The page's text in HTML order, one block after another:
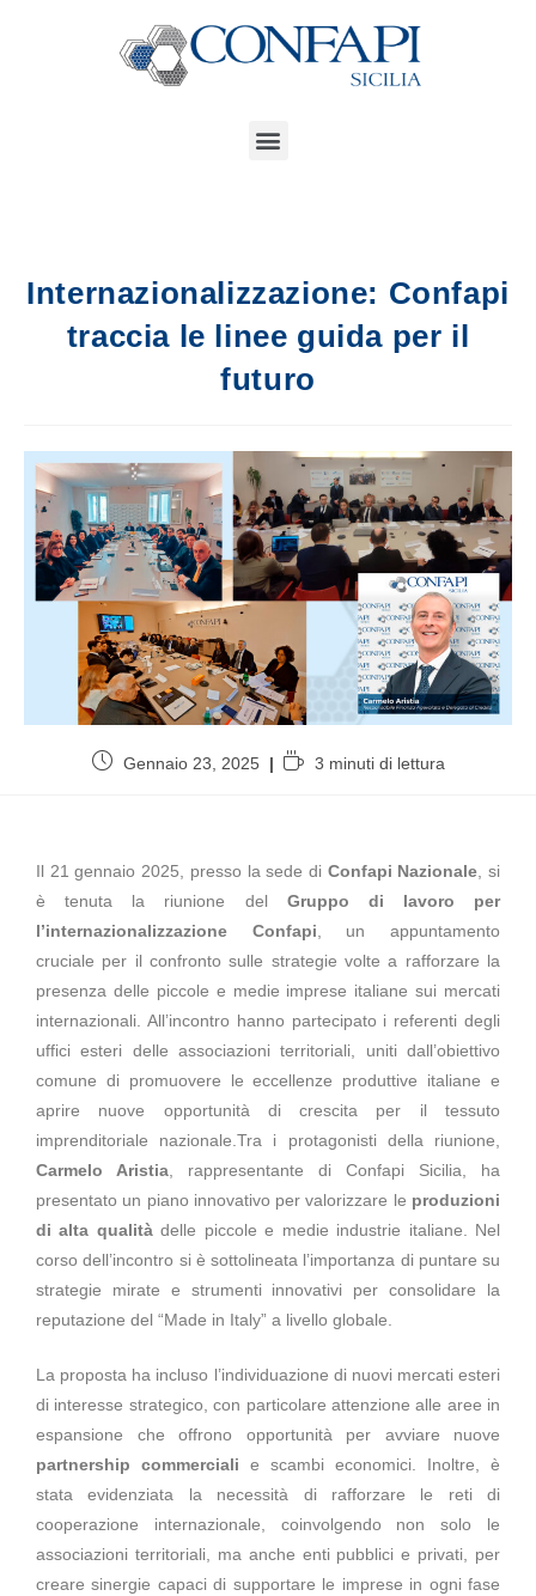
Internazionalizzazione: Confapi
traccia le linee guida per il
futuro
Gennaio 23, 2025 3 minuti di lettura
Il 21 gennaio 2025, presso la sede di Confapi Nazionale , si
è tenuta la riunione del Gruppo di lavoro per
l’internazionalizzazione Confapi , un appuntamento
cruciale per il confronto sulle strategie volte a rafforzare la
presenza delle piccole e medie imprese italiane sui mercati
internazionali. All’incontro hanno partecipato i referenti degli
uffici esteri delle associazioni territoriali, uniti dall’obiettivo
comune di promuovere le eccellenze produttive italiane e
aprire nuove opportunità di crescita per il tessuto
imprenditoriale nazionale.Tra i protagonisti della riunione,
Carmelo Aristia , rappresentante di Confapi Sicilia, ha
presentato un piano innovativo per valorizzare le produzioni
di alta qualitàdelle piccole e medie industrie italiane. Nel
corso dell’incontro si è sottolineata l’importanza di puntare su
strategie mirate e strumenti innovativi per consolidare la
reputazione del “Made in Italy” a livello globale.
La proposta ha incluso l’individuazione di nuovi mercati esteri
di interesse strategico, con particolare attenzione alle aree in
espansione che offrono opportunità per avviare nuove
partnership commerciali e scambi economici. Inoltre, è
stata evidenziata la necessità di rafforzare le reti di
cooperazione internazionale, coinvolgendo non solo le
associazioni territoriali, ma anche enti pubblici e privati, per
creare sinergie capaci di supportare le imprese in ogni fase